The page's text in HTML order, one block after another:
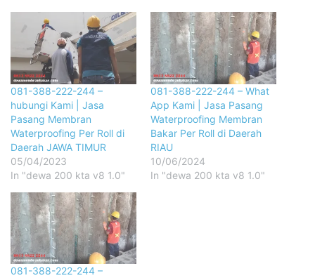
081-388-222-244 –
hubungi Kami | Jasa
Pasang Membran
Waterproofing Per Roll di
Daerah JAWA TIMUR
05/04/2023
In "dewa 200 kta v8 1.0"
081-388-222-244 – What
App Kami | Jasa Pasang
Waterproofing Membran
Bakar Per Roll di Daerah
RIAU
10/06/2024
In "dewa 200 kta v8 1.0"
081-388-222-244 –